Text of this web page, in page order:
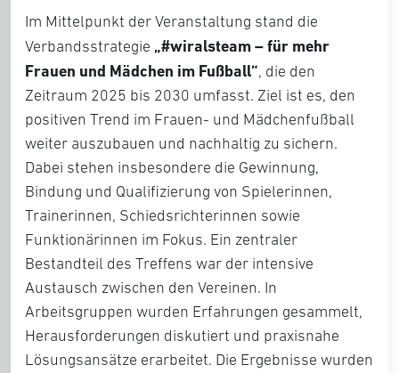
Im Mittelpunkt der Veranstaltung stand die
Verbandsstrategie „#wiralsteam – für mehr
Frauen und Mädchen im Fußball“, die den
Zeitraum 2025 bis 2030 umfasst. Ziel ist es, den
positiven Trend im Frauen- und Mädchenfußball
weiter auszubauen und nachhaltig zu sichern.
Dabei stehen insbesondere die Gewinnung,
Bindung und Qualifizierung von Spielerinnen,
Trainerinnen, Schiedsrichterinnen sowie
Funktionärinnen im Fokus. Ein zentraler
Bestandteil des Treffens war der intensive
Austausch zwischen den Vereinen. In
Arbeitsgruppen wurden Erfahrungen gesammelt,
Herausforderungen diskutiert und praxisnahe
Lösungsansätze erarbeitet. Die Ergebnisse wurden